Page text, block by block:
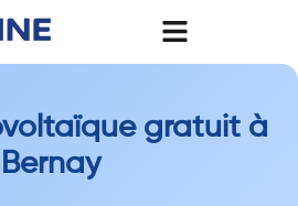
gratuit à
Bernay